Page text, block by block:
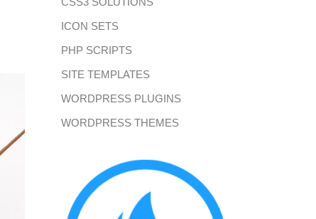
ICON SETS
PHP SCRIPTS
SITE TEMPLATES
WORDPRESS PLUGINS
WORDPRESS THEMES